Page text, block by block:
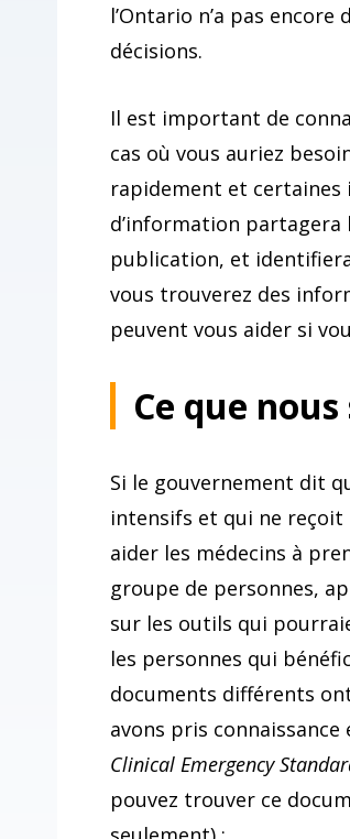
l’Ontario n’a pas
décisions.
Il est important de
cas où vous auriez
rapidement et certaines
d’information partagera
publication, et
vous trouverez des
peuvent vous aider si
Ce que
Si le gouvernement dit
intensifs et qui ne reçoit
aider les médecins à
groupe de personnes,
sur les outils qui
les personnes qui
documents différents
avons pris
Clinical Emergency
pouvez trouver ce